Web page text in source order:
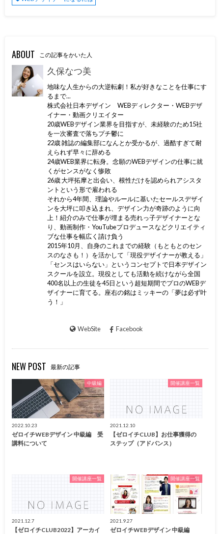
ABOUT この記事をかいた人
久保なつ美
地味な人生からの大逆転劇！私が好きなことを仕事にす
るまで...
株式会社日本デザイン WEBディレクター・WEBデザ
イナー・動画クリエイター
20歳WEBデザイン業界を目指すが、未経験のため15社
を一次審査で落ちプチ鬱に
22歳 雑誌の編集部になんとか受かるが、過酷すぎて耐
えられず早々に辞める
24歳WEB業界に転身。念願のWEBデザインの仕事に就
くがセンスがなく惨敗
26歳 大坪拓摩と出会い、根性だけを認められアシスタ
ントという形で雇われる
それから4年間、理論やルールに基いたセールスデザイ
ンを大坪に叩き込まれ、デザイン力が奇跡のように向
上！紹介のみで仕事が埋まる売れっ子デザイナーとな
り、動画制作・YouTubeプロデュースなどクリエイティ
ブな仕事を幅広く請け負う
2015年10月、自身のこれまでの経験（もともとのセン
スのなさも！）を活かして「現役デザイナーが教える」
「センスはいらない」というコンセプトで日本デザイン
スクールを設立。現役としても活動を続けながら全国
400名以上の生徒を45日という超短期間でプロのWEBデ
ザイナーに育てる。座右の銘はミッキーの「夢は必ず叶
う！」
WebSite Facebook
NEW POST 最新の記事
中級編
2022.10.23
ゼロイチWEBデザイン 中級編 受
講料について
開催講座一覧
2021.12.10
【ゼロイチCLUB】お仕事獲得の
ステップ（アドバンス）
開催講座一覧
2021.12.7
【ゼロイチCLUB2022】アーカイ
開催講座一覧
2021.9.27
ゼロイチWEBデザイン 中級編